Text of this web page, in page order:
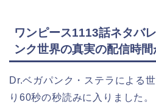
ワンピース1113話ネタバ
ンク世界の真実の配信時
Dr.ベガパンク・ステラによる
り60秒の秒読みに入りました。